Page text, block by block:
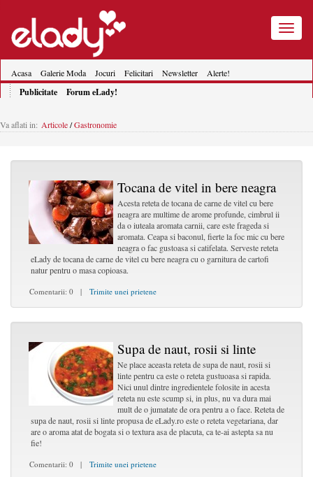
Toggle
Acasa Galerie Moda Jocuri Felicitari Newsletter Alerte!
Publicitate Forum eLady!
Va aflati in: Articole/Gastronomie
Tocana de vitel in bere neagra
Acesta reteta de tocana de carne de vitel cu bere
neagra are multime de arome profunde, cimbrul ii
da o iuteala aromata carnii, care este frageda si
aromata. Ceapa si baconul, fierte la foc mic cu bere
neagra o fac gustoasa si catifelata. Serveste reteta
eLady de tocana de carne de vitel cu bere neagra cu o garnitura de cartofi
natur pentru o masa copioasa.
Comentarii: 0 | Trimite unei prietene
Supa de naut, rosii si linte
Ne place aceasta reteta de supa de naut, rosii si
linte pentru ca este o reteta gustuoasa si rapida.
Nici unul dintre ingredientele folosite in acesta
reteta nu este scump si, in plus, nu va dura mai
mult de o jumatate de ora pentru a o face. Reteta de
supa de naut, rosii si linte propusa de eLady.ro este o reteta vegetariana, dar
are o aroma atat de bogata si o textura asa de placuta, ca te-ai astepta sa nu
fie!
Comentarii: 0 | Trimite unei prietene